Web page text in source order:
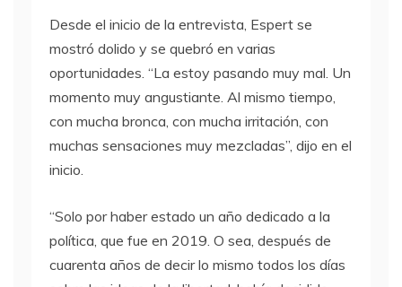
Desde el inicio de la entrevista, Espert se
mostró dolido y se quebró en varias
oportunidades. “La estoy pasando muy mal. Un
momento muy angustiante. Al mismo tiempo,
con mucha bronca, con mucha irritación, con
muchas sensaciones muy mezcladas”, dijo en el
inicio.
“Solo por haber estado un año dedicado a la
política, que fue en 2019. O sea, después de
cuarenta años de decir lo mismo todos los días